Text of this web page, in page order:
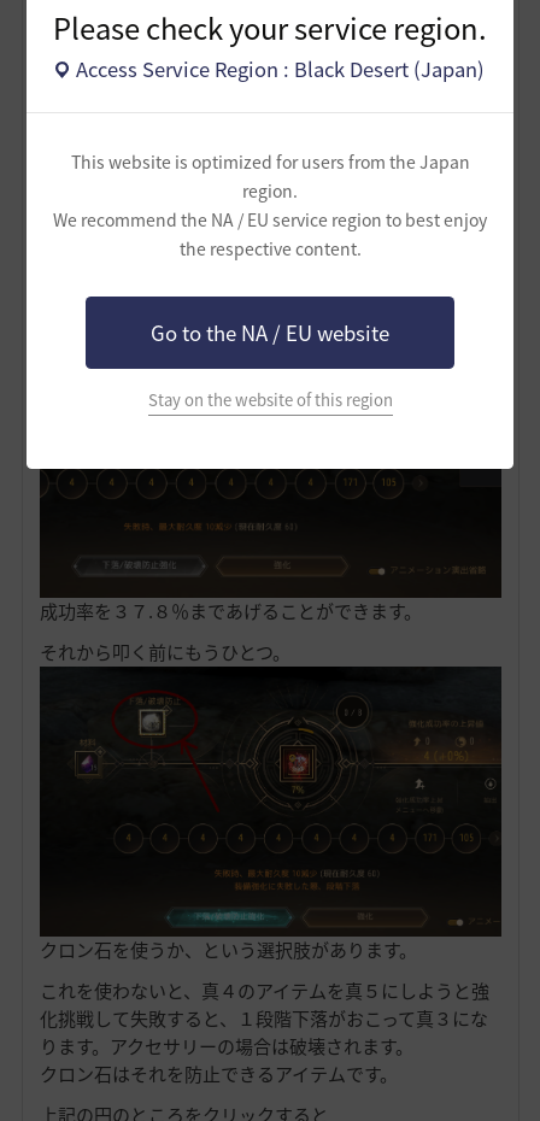
Please check your service region.
Access Service Region : Black Desert (Japan)
This website is optimized for users from the Japan
region.
We recommend the NA / EU service region to best enjoy
the respective content.
Go to the NA / EU website
Stay on the website of this region
選択して適用することで
成功率を３７.８％まであげることができます。
それから叩く前にもうひとつ。
クロン石を使うか、という選択肢があります。
これを使わないと、真４のアイテムを真５にしようと強
化挑戦して失敗すると、１段階下落がおこって真３にな
ります。アクセサリーの場合は破壊されます。
クロン石はそれを防止できるアイテムです。
上記の円のところをクリックすると